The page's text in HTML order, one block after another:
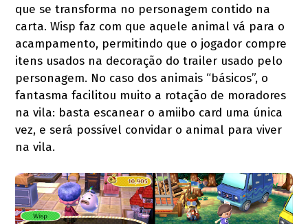
que se transforma no personagem contido na
carta. Wisp faz com que aquele animal vá para o
acampamento, permitindo que o jogador compre
itens usados na decoração do trailer usado pelo
personagem. No caso dos animais “básicos”, o
fantasma facilitou muito a rotação de moradores
na vila: basta escanear o amiibo card uma única
vez, e será possível convidar o animal para viver
na vila.